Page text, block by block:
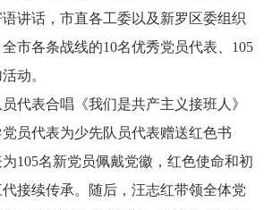
讲话，市直各工委以及新罗区委组织
市各条战线的10名优秀党员代表、105
动。
表合唱《我们是共产主义接班人》
员代表为少先队员代表赠送红色书
105名新党员佩戴党徽，红色使命和初
接续传承。随后，汪志红带领全体党